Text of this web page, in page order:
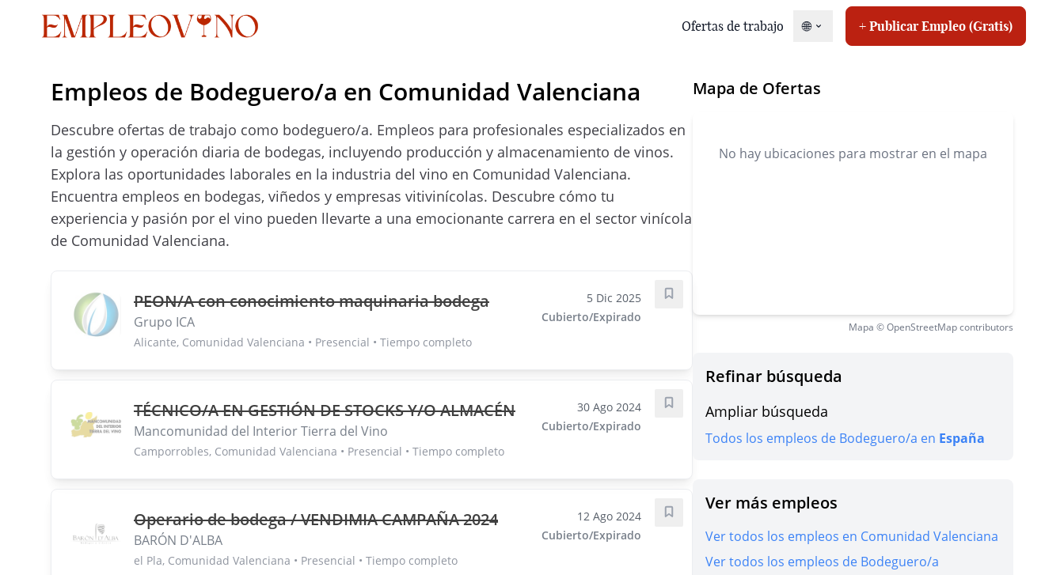
Ofertas de trabajo 🌐 + Publicar Empleo (Gratis)
Empleos de Bodeguero/a en Comunidad Valenciana
Descubre ofertas de trabajo como bodeguero/a. Empleos para profesionales especializados en
la gestión y operación diaria de bodegas, incluyendo producción y almacenamiento de vinos.
Explora las oportunidades laborales en la industria del vino en Comunidad Valenciana.
Encuentra empleos en bodegas, viñedos y empresas vitivinícolas. Descubre cómo tu
experiencia y pasión por el vino pueden llevarte a una emocionante carrera en el sector vinícola
de Comunidad Valenciana.
PEON/A con conocimiento maquinaria bodega
Grupo ICA
Alicante, Comunidad Valenciana • Presencial • Tiempo completo
5 Dic 2025
Cubierto/Expirado
Guardar oferta
TÉCNICO/A EN GESTIÓN DE STOCKS Y/O ALMACÉN
Mancomunidad del Interior Tierra del Vino
Camporrobles, Comunidad Valenciana • Presencial • Tiempo completo
30 Ago 2024
Cubierto/Expirado
Guardar oferta
Operario de bodega / VENDIMIA CAMPAÑA 2024
BARÓN D'ALBA
el Pla, Comunidad Valenciana • Presencial • Tiempo completo
12 Ago 2024
Cubierto/Expirado
Guardar oferta
Mapa de Ofertas
No hay ubicaciones para mostrar en el mapa
Mapa © OpenStreetMap contributors
Refinar búsqueda
Ampliar búsqueda
Todos los empleos de Bodeguero/a en España
Ver más empleos
Ver todos los empleos en Comunidad Valenciana
Ver todos los empleos de Bodeguero/a